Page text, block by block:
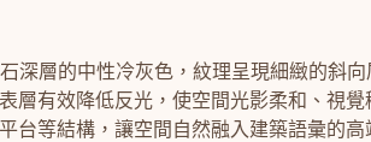
深層的中性冷灰色，紋理呈現細緻的斜
層有效降低反光，使空間光影柔和、視覺
台等結構，讓空間自然融入建築語彙的高